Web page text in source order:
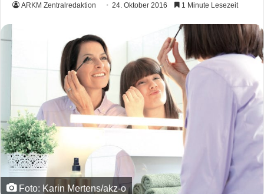
ARKM Zentralredaktion 24. Oktober 2016 1 Minute Lesezeit
Foto: Karin Mertens/akz-o